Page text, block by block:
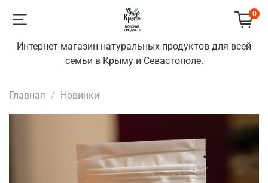
0
Интернет-магазин натуральных продуктов для всей
семьи в Крыму и Севастополе.
Главная Новинки